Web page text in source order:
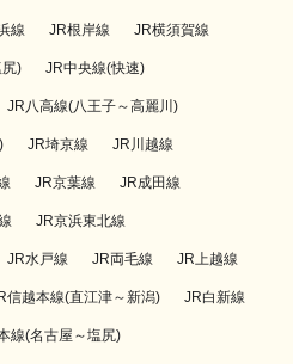
線 JR根岸線 JR横須賀線
) JR中央線(快速)
JR八高線(八王子～高麗川)
JR埼京線 JR川越線
JR京葉線 JR成田線
JR京浜東北線
JR水戸線 JR両毛線 JR上越線
信越本線(直江津～新潟) JR白新線
線(名古屋～塩尻)